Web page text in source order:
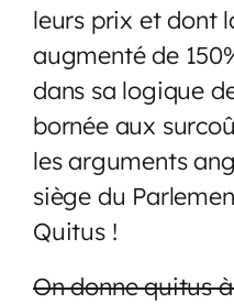
leurs prix et dont
augmenté de
dans sa logique
bornée aux
les arguments
siège du
Quitus !
On donne quitus